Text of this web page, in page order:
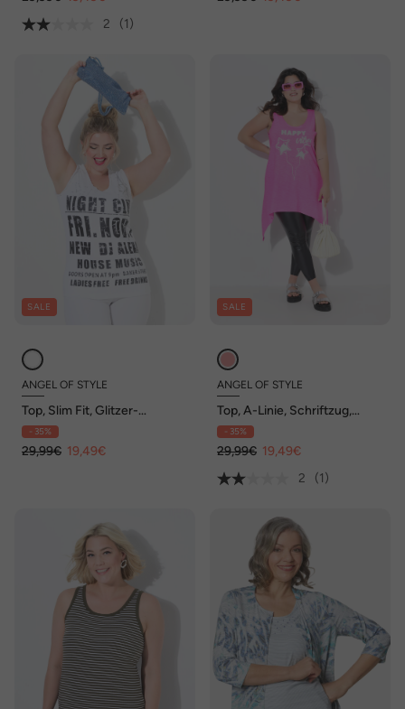
2
(1)
SALE
ANGEL OF STYLE
Top, Slim Fit, Glitzer-
Statement , Fransen
- 35%
29,99€ 19,49€
SALE
ANGEL OF STYLE
Top, A-Linie, Schriftzug,
Glitzer-Sternchen
- 35%
29,99€ 19,49€
2
(1)